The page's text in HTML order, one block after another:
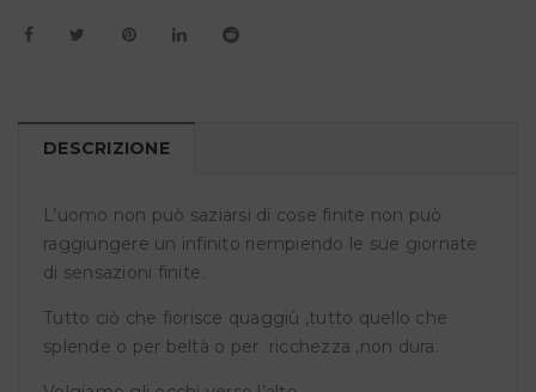
DESCRIZIONE
L’uomo non può saziarsi di cose finite non può
raggiungere un infinito riempiendo le sue giornate
di sensazioni finite.
Tutto ciò che fiorisce quaggiù ,tutto quello che
splende o per beltà o per ricchezza ,non dura.